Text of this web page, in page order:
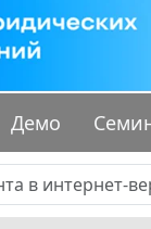
Демо